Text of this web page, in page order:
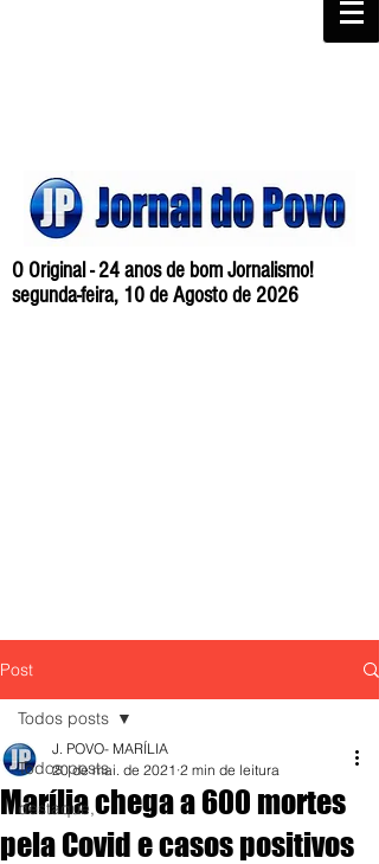
O Original - 24 anos de bom Jornalismo!
segunda-feira, 10 de Agosto de 2026
Post
Todos posts
destaque,
Todos posts
Marília chega a 600 mortes
pela Covid e casos positivos
J. POVO- MARÍLIA
20 de mai. de 2021 2 min de leitura